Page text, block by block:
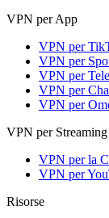
VPN per App
VPN per
VPN per
VPN per
VPN per
VPN per
VPN per Streaming
VPN per la
VPN per
Risorse